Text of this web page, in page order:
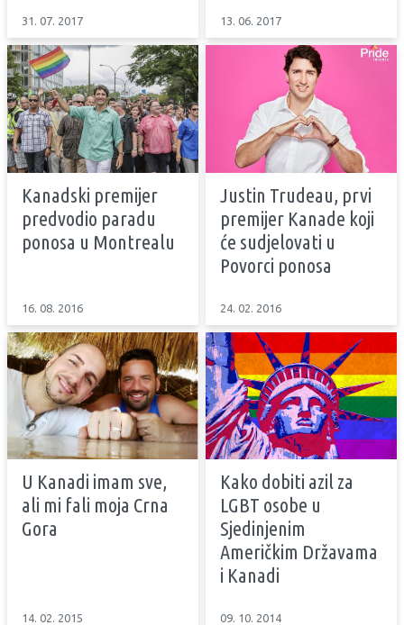
31. 07. 2017 13. 06. 2017
Kanadski premijer
predvodio paradu
ponosa u Montrealu
16. 08. 2016
Justin Trudeau, prvi
premijer Kanade koji
će sudjelovati u
Povorci ponosa
24. 02. 2016
U Kanadi imam sve,
ali mi fali moja Crna
Gora
14. 02. 2015
Kako dobiti azil za
LGBT osobe u
Sjedinjenim
Američkim Državama
i Kanadi
09. 10. 2014